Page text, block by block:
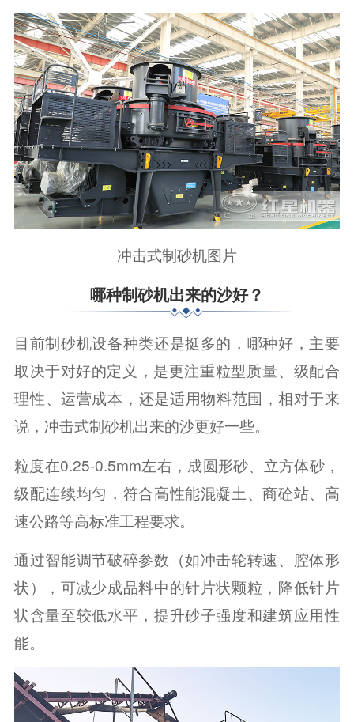
冲击式制砂机图片
哪种制砂机出来的沙好？
目前制砂机设备种类还是挺多的，哪种好，主要
取决于对好的定义，是更注重‌粒型质量‌、‌级配合
理性‌、运营成本‌，还是‌适用物料范围，相对于来
说，冲击式制砂机出来的沙更好一些。
粒度在0.25-0.5mm左右，成圆形砂、立方体砂，
级配连续均匀，符合高性能混凝土、商砼站、高
速公路等高标准工程要求。
通过智能调节破碎参数（如冲击轮转速、腔体形
状），可减少成品料中的针片状颗粒，降低针片
状含量至较低水平，提升砂子强度和建筑应用性
能。 ‌